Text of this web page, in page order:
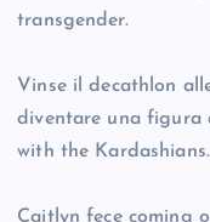
transgender.
Vinse il decathlon
diventare una figura
with the Kardashians.
Caitlyn fece coming